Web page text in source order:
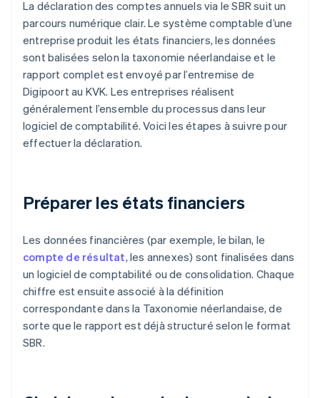
La déclaration des comptes annuels via le SBR suit un
parcours numérique clair. Le système comptable d’une
entreprise produit les états financiers, les données
sont balisées selon la taxonomie néerlandaise et le
rapport complet est envoyé par l’entremise de
Digipoort au KVK. Les entreprises réalisent
généralement l’ensemble du processus dans leur
logiciel de comptabilité. Voici les étapes à suivre pour
effectuer la déclaration.
Préparer les états financiers
Les données financières (par exemple, le bilan, le
compte de résultat, les annexes) sont finalisées dans
un logiciel de comptabilité ou de consolidation. Chaque
chiffre est ensuite associé à la définition
correspondante dans la Taxonomie néerlandaise, de
sorte que le rapport est déjà structuré selon le format
SBR.